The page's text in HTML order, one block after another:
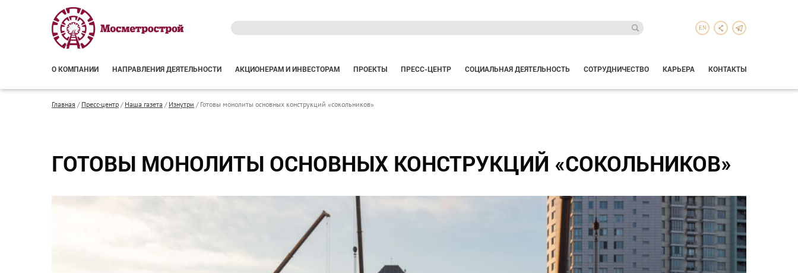
EN
О КОМПАНИИ НАПРАВЛЕНИЯ ДЕЯТЕЛЬНОСТИ АКЦИОНЕРАМ И ИНВЕСТОРАМ ПРОЕКТЫ ПРЕСС-ЦЕНТР СОЦИАЛЬНАЯ ДЕЯТЕЛЬНОСТЬ СОТРУДНИЧЕСТВО КАРЬЕРА КОНТАКТЫ
Главная / Пресс-центр / Наша газета / Изнутри /Готовы монолиты основных конструкций «сокольников»
ГОТОВЫ МОНОЛИТЫ ОСНОВНЫХ КОНСТРУКЦИЙ «СОКОЛЬНИКОВ»